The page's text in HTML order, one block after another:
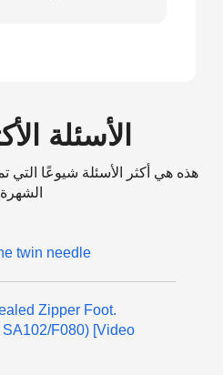
الأسئلة
هذه هي أكثر الأسئلة شيوعًا التي
الشهرة.
twin needle?
Zipper Foot.
SA102/F080) [Video